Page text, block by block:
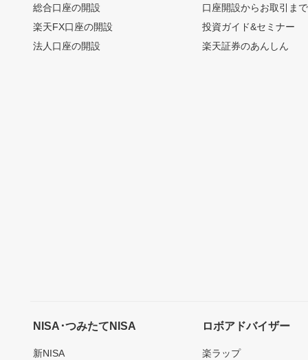
総合口座の開設
楽天FX口座の開設
法人口座の開設
口座開設からお取引ま
投資ガイド&セミナー
楽天証券のあんしん
NISA･つみたてNISA
新NISA
ロボアドバイザー
楽ラップ